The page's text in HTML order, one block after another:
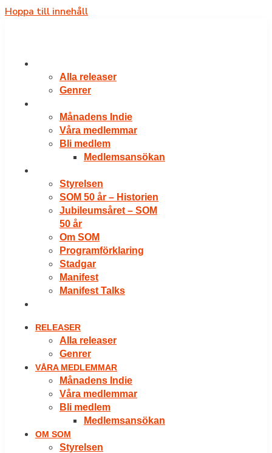
Hoppa till innehåll
Alla releaser
Genrer
Månadens Indie
Våra medlemmar
Bli medlem
Medlemsansökan
Styrelsen
SOM 50 år – Historien
Jubileumsåret – SOM
50 år
Om SOM
Programförklaring
Stadgar
Manifest
Manifest Talks
RELEASER
Alla releaser
Genrer
VÅRA MEDLEMMAR
Månadens Indie
Våra medlemmar
Bli medlem
Medlemsansökan
OM SOM
Styrelsen